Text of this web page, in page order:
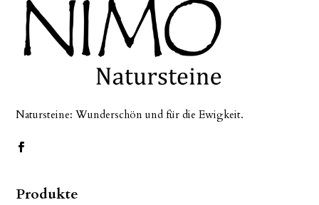
Natursteine: Wunderschön und für die Ewigkeit.
Produkte